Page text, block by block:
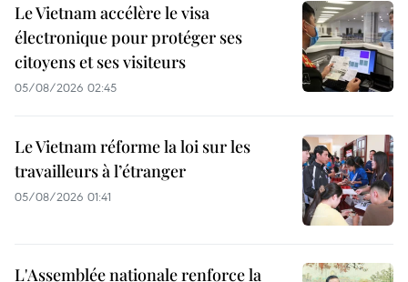
Le Vietnam accélère le visa
électronique pour protéger ses
citoyens et ses visiteurs
05/08/2026 02:45
Le Vietnam réforme la loi sur les
travailleurs à l’étranger
05/08/2026 01:41
L'Assemblée nationale renforce la